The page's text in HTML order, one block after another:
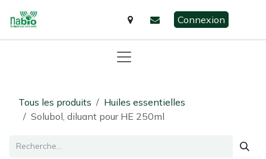
Connexion
Tous les produits
​​​​​Huiles essentielles
Solubol, diluant pour HE 250ml